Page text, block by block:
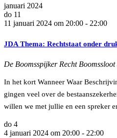
januari 2024
do 11
11 januari 2024 om 20:00 - 22:00
JDA Thema: Rechtstaat onder
De Boomsspijker Recht
In het kort Wanneer Waar
gingen veel over de
willen we met jullie en een spreker
do 4
4 januari 2024 om 20:00 - 22:00